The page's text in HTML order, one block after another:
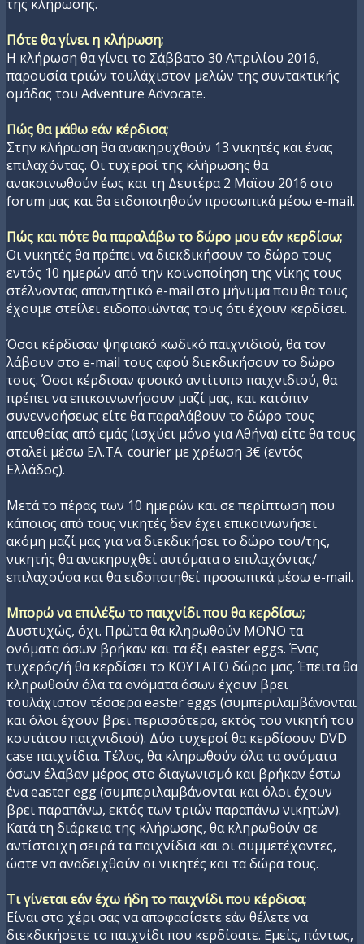
της κλήρωσης.
Πότε θα γίνει η κλήρωση;
Η κλήρωση θα γίνει το Σάββατο 30 Απριλίου 2016,
παρουσία τριών τουλάχιστον μελών της συντακτικής
ομάδας του Adventure Advocate.
Πώς θα μάθω εάν κέρδισα;
Στην κλήρωση θα ανακηρυχθούν 13 νικητές και ένας
επιλαχόντας. Οι τυχεροί της κλήρωσης θα
ανακοινωθούν έως και τη Δευτέρα 2 Μαϊου 2016 στο
forum μας και θα ειδοποιηθούν προσωπικά μέσω e-mail.
Πώς και πότε θα παραλάβω το δώρο μου εάν κερδίσω;
Οι νικητές θα πρέπει να διεκδικήσουν το δώρο τους
εντός 10 ημερών από την κοινοποίηση της νίκης τους
στέλνοντας απαντητικό e-mail στο μήνυμα που θα τους
έχουμε στείλει ειδοποιώντας τους ότι έχουν κερδίσει.
Όσοι κέρδισαν ψηφιακό κωδικό παιχνιδιού, θα τον
λάβουν στο e-mail τους αφού διεκδικήσουν το δώρο
τους. Όσοι κέρδισαν φυσικό αντίτυπο παιχνιδιού, θα
πρέπει να επικοινωνήσουν μαζί μας, και κατόπιν
συνεννοήσεως είτε θα παραλάβουν το δώρο τους
απευθείας από εμάς (ισχύει μόνο για Αθήνα) είτε θα τους
σταλεί μέσω EΛ.TA. courier με χρέωση 3€ (εντός
Ελλάδος).
Μετά το πέρας των 10 ημερών και σε περίπτωση που
κάποιος από τους νικητές δεν έχει επικοινωνήσει
ακόμη μαζί μας για να διεκδικήσει το δώρο του/της,
νικητής θα ανακηρυχθεί αυτόματα ο επιλαχόντας/
επιλαχούσα και θα ειδοποιηθεί προσωπικά μέσω e-mail.
Μπορώ να επιλέξω το παιχνίδι που θα κερδίσω;
Δυστυχώς, όχι. Πρώτα θα κληρωθούν MONO τα
ονόματα όσων βρήκαν και τα έξι easter eggs. Ένας
τυχερός/ή θα κερδίσει το ΚΟΥΤΑΤΟ δώρο μας. Έπειτα θα
κληρωθούν όλα τα ονόματα όσων έχουν βρει
τουλάχιστον τέσσερα easter eggs (συμπεριλαμβάνονται
και όλοι έχουν βρει περισσότερα, εκτός του νικητή του
κουτάτου παιχνιδιού). Δύο τυχεροί θα κερδίσουν DVD
case παιχνίδια. Τέλος, θα κληρωθούν όλα τα ονόματα
όσων έλαβαν μέρος στο διαγωνισμό και βρήκαν έστω
ένα easter egg (συμπεριλαμβάνονται και όλοι έχουν
βρει παραπάνω, εκτός των τριών παραπάνω νικητών).
Κατά τη διάρκεια της κλήρωσης, θα κληρωθούν σε
αντίστοιχη σειρά τα παιχνίδια και οι συμμετέχοντες,
ώστε να αναδειχθούν οι νικητές και τα δώρα τους.
Τι γίνεται εάν έχω ήδη το παιχνίδι που κέρδισα;
Είναι στο χέρι σας να αποφασίσετε εάν θέλετε να
διεκδικήσετε το παιχνίδι που κερδίσατε. Εμείς, πάντως,